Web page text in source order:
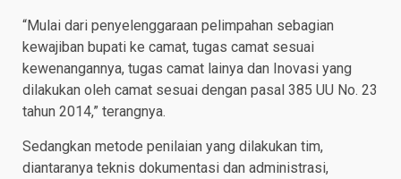
“Mulai dari penyelenggaraan pelimpahan sebagian
kewajiban bupati ke camat, tugas camat sesuai
kewenangannya, tugas camat lainya dan Inovasi yang
dilakukan oleh camat sesuai dengan pasal 385 UU No. 23
tahun 2014,” terangnya.
Sedangkan metode penilaian yang dilakukan tim,
diantaranya teknis dokumentasi dan administrasi,